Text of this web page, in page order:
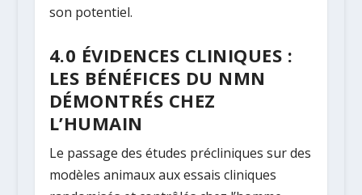
son potentiel.
4.0 ÉVIDENCES CLINIQUES :
LES BÉNÉFICES DU NMN
DÉMONTRÉS CHEZ
L’HUMAIN
Le passage des études précliniques sur des
modèles animaux aux essais cliniques